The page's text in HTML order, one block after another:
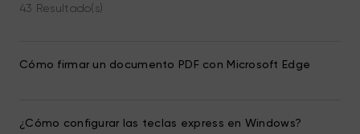
43 Resultado(s)
Cómo firmar un documento PDF con Microsoft Edge
¿Cómo configurar las teclas express en Windows?